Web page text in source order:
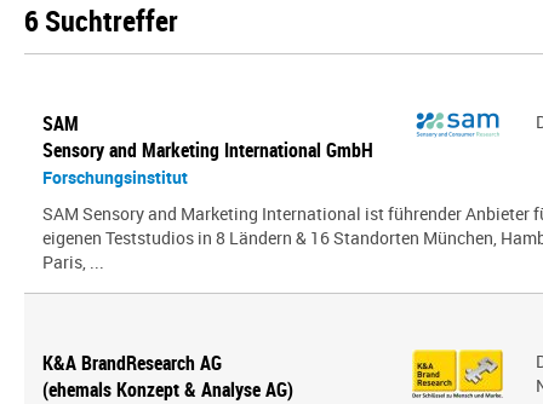
6 Suchtreffer
SAM
Sensory and Marketing International GmbH
Forschungsinstitut
SAM Sensory and Marketing International ist führender Anbieter
eigenen Teststudios in 8 Ländern & 16 Standorten München,
Paris, ...
K&A BrandResearch AG
(ehemals Konzept & Analyse AG)